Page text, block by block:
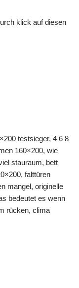
klick auf diesen
testsieger, 4 6 8
160×200, wie
stauraum, bett
falttüren
mangel, originelle
bedeutet es wenn
rücken, clima